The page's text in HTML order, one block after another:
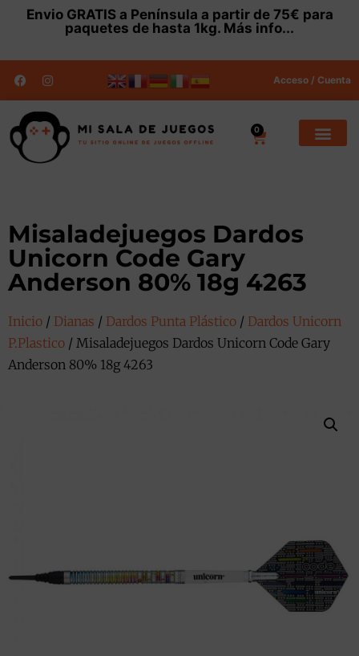
Envio GRATISa Península a partir de 75€ para
paquetes de hasta 1kg. Más info...
Acceso / Cuenta
0
Misaladejuegos Dardos
Unicorn Code Gary
Anderson 80% 18g 4263
Inicio / Dianas / Dardos Punta Plástico / Dardos Unicorn
P.Plastico / Misaladejuegos Dardos Unicorn Code Gary
Anderson 80% 18g 4263